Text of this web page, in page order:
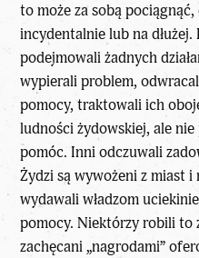
to może za sobą
incydentalnie lub na
podejmowali żadnych
wypierali problem,
pomocy, traktowali ich
ludności żydowskiej, ale
pomóc. Inni odczuwali
Żydzi są wywożeni z miast i
wydawali władzom
pomocy. Niektórzy robili to
zachęcani „nagrodami”